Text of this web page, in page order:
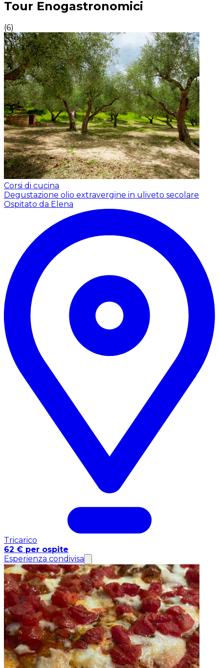
Tour Enogastronomici
(6)
Corsi di cucina
Degustazione olio extravergine in uliveto secolare
Ospitato da Elena
Tricarico
62 € per ospite
Esperienza condivisa